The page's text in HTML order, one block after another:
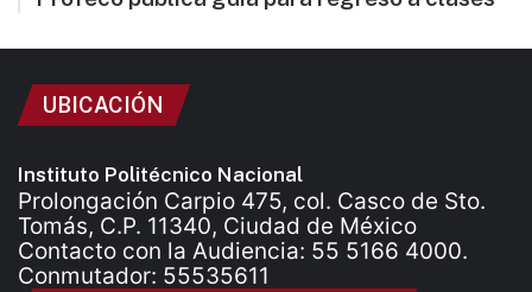
UBICACIÓN
Instituto Politécnico Nacional
Prolongación Carpio 475, col. Casco de Sto.
Tomás, C.P. 11340, Ciudad de México
Contacto con la Audiencia: 55 5166 4000.
Conmutador: 55535611